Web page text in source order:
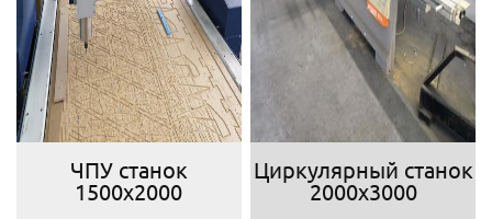
ЧПУ станок
1500х2000
Циркулярный станок
2000х3000